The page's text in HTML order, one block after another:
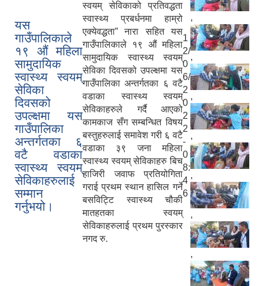
यस
गाउँपालिकाले
१९ औं महिला
सामुदायिक
स्वास्थ्य स्वयम्
सेविका
दिवसको
उपल्क्षमा यस
गाउँपालिका
अन्तर्गतका ६
वटै वडाका
स्वास्थ्य स्वयम्
सेविकाहरुलाई
सम्मान
गर्नुभयो।
स्वयम् सेविकाको प्रतिवद्धता
स्वास्थ्य प्रबर्धनमा हाम्रो
एक्येवद्धता” नारा सहित यस
गाउँपालिकाले १९ औं महिला
सामुदायिक स्वास्थ्य स्वयम्
सेविका दिवसको उपल्क्षमा यस
गाउँपालिका अन्तर्गतका ६ वटै
वडाका स्वास्थ्य स्वयम्
सेविकाहरुले गर्दै आएको
कामकाज सँग सम्बन्धित विषय
बस्तुहरुलाई समावेश गरी ६ वटै
वडाका ३९ जना महिला
स्वास्थ्य स्वयम् सेविकाहरु बिच
हाजिरी जवाफ प्रतियोगिता
गराई प्रथम स्थान हासिल गर्ने
बसविट्टि स्वास्थ्य चौकी
मातहतका स्वयम्
सेविकाहरुलाई प्रथम पुरस्कार
नगद रु.
1
2/
0
6/
2
0
2
2
-
0
8:
4
6
,
,
,
,
,
,
,